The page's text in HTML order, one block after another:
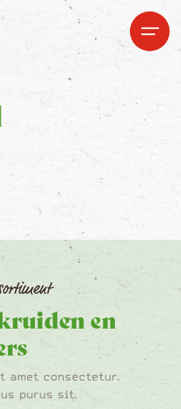
Open
Open
en
amet consectetur.
purus sit.